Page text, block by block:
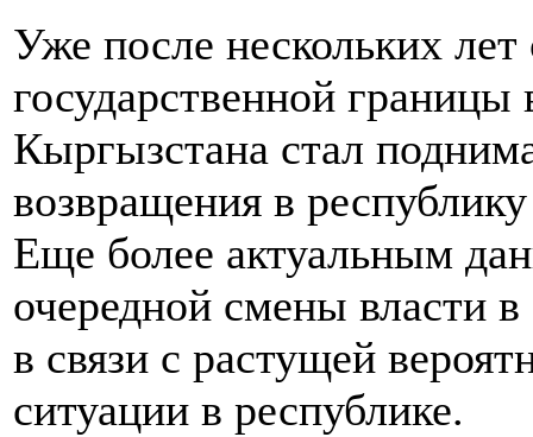
Уже после нескольких
государственной границы
Кыргызстана стал
возвращения в
Еще более актуальным
очередной смены власти
в связи с растущей
ситуации в республике.